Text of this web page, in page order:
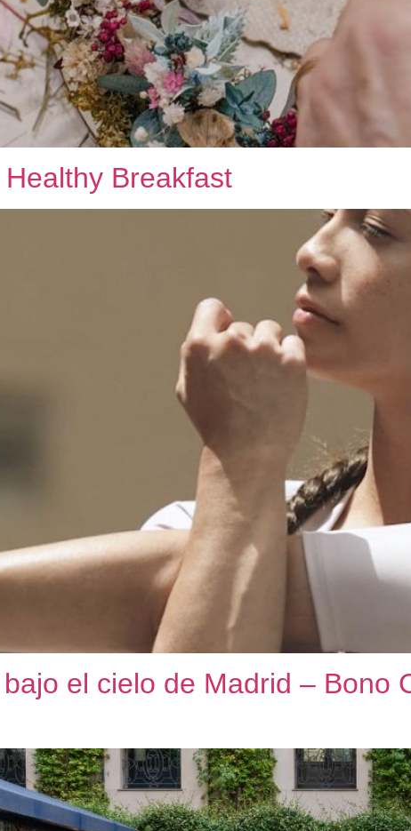
Breakfast
el cielo de Madrid – Bono